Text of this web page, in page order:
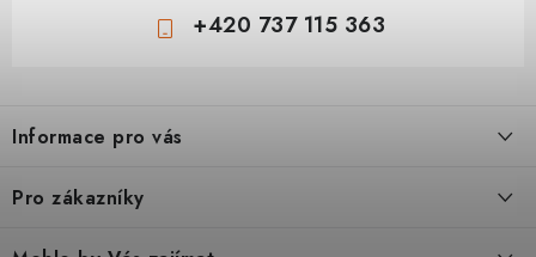
+420 737 115 363
p
a
Informace pro vás
Doprava a platba
Pro zákazníky
Podmínky ochrany osobní údaje